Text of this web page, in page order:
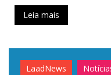
Leia mais
LaadNews